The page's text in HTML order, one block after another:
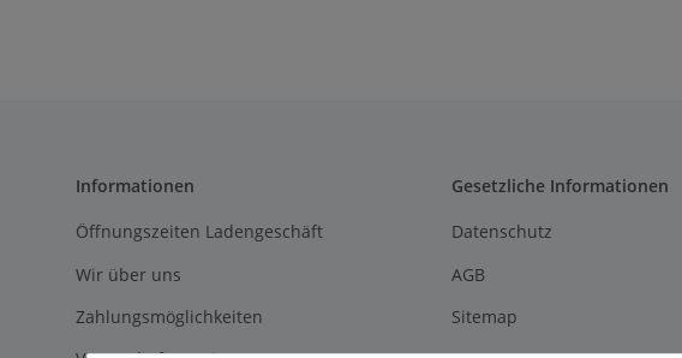
Informationen
Öffnungszeiten Ladengeschäft
Wir über uns
Zahlungsmöglichkeiten
Gesetzliche Informationen
Datenschutz
AGB
Sitemap